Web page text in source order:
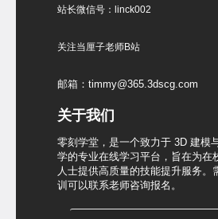
站长微信号：linck002
关注当厘子老师B站
邮箱：timmy@365.3dscg.com
关于我们
零刻学堂，是一个致力于 3D 建模
学的专业在线学习平台，旨在为在
人士提供高质量的技能提升服务。
训可以联系老师咨询报名。